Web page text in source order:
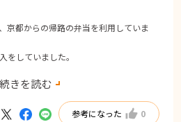
京都からの帰路の弁当を利用していま
をしていました。
取りは大変嬉しいです。
ずっとお願いしています。
ンスが高いと感じています。
続きを読む
参考になった 0